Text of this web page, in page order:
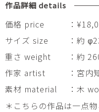
作品詳細 details
価格 price
：
サイズ size
：約
重さ weight
：約
作家 artist
：宮
素材 material
：木
＊こちらの作品は一点物